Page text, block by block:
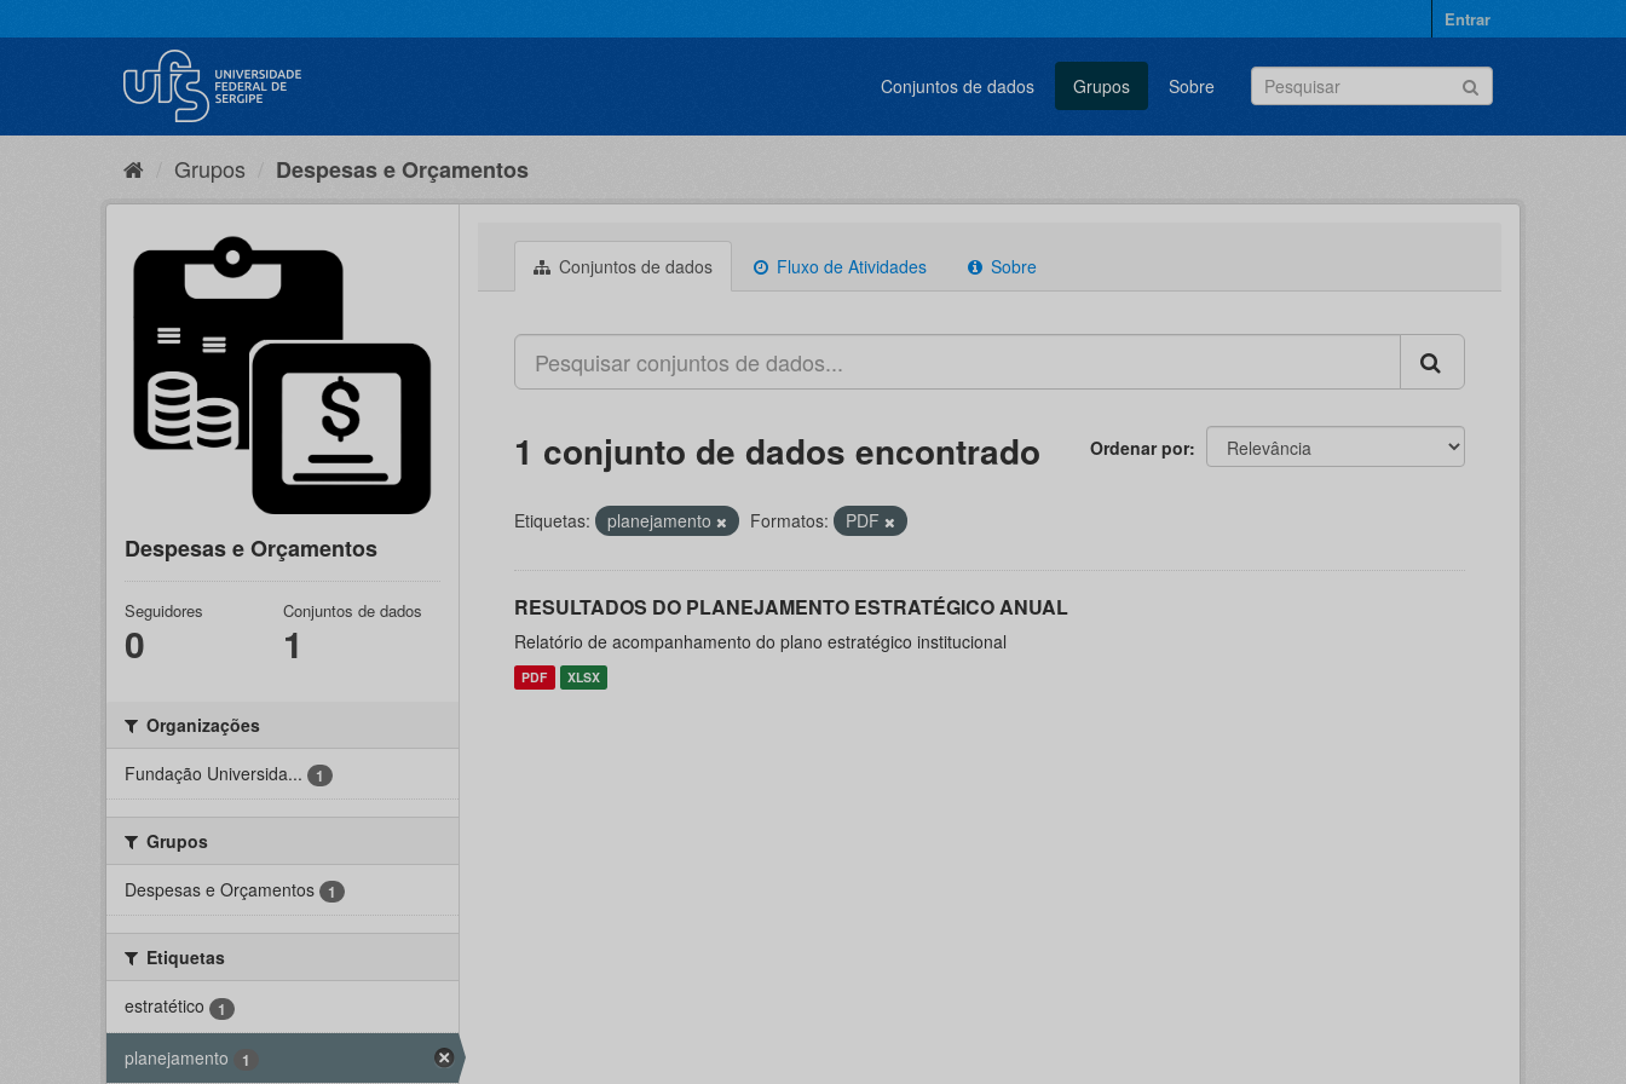
para
Entrar
Conjuntos de dados Grupos Sobre
Grupos Despesas e Orçamentos
Despesas e Orçamentos
Seguidores
0
Conjuntos de dados
1
Organizações
Fundação Universida...
1
Grupos
Despesas e Orçamentos
1
Etiquetas
estratético
1
planejamento 1
Conjuntos de dados Fluxo de Atividades Sobre
Ordenar por
1 conjunto de dados encontrado
Etiquetas: planejamento Formatos: PDF
RESULTADOS DO PLANEJAMENTO ESTRATÉGICO ANUAL
Relatório de acompanhamento do plano estratégico institucional
PDF XLSX